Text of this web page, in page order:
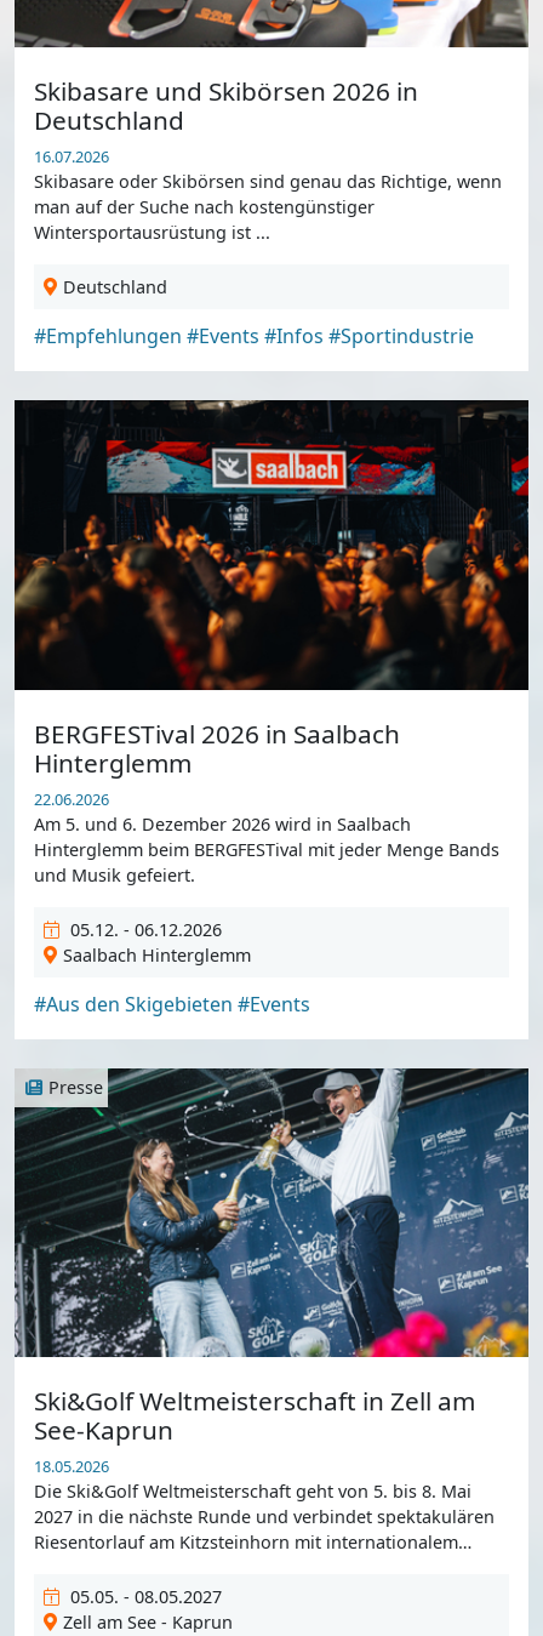
Skibasare und Skibörsen 2026 in
Deutschland
16.07.2026
Skibasare oder Skibörsen sind genau das Richtige, wenn
man auf der Suche nach kostengünstiger
Wintersportausrüstung ist ...
Deutschland
#Empfehlungen #Events #Infos #Sportindustrie
BERGFESTival 2026 in Saalbach
Hinterglemm
22.06.2026
Am 5. und 6. Dezember 2026 wird in Saalbach
Hinterglemm beim BERGFESTival mit jeder Menge Bands
und Musik gefeiert.
05.12. - 06.12.2026
Saalbach Hinterglemm
#Aus den Skigebieten #Events
Presse
Ski&Golf Weltmeisterschaft in Zell am
See-Kaprun
18.05.2026
Die Ski&Golf Weltmeisterschaft geht von 5. bis 8. Mai
2027 in die nächste Runde und verbindet spektakulären
Riesentorlauf am Kitzsteinhorn mit internationalem
05.05. - 08.05.2027
Zell am See - Kaprun